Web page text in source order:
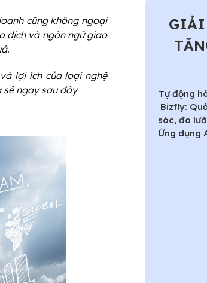
cũng không ngoại
dịch và ngôn ngữ giao
lợi ích của loại nghệ
ngay sau đây
GIẢI
Tự động
Bizfly:
sóc, đo
Ứng dụng